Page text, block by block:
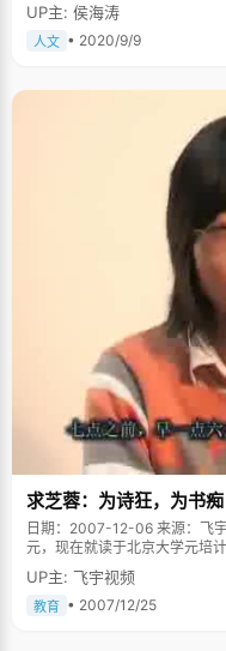
UP主: 侯海涛
人文 • 2020/9/9
求芝蓉：为诗狂，为书痴
日期：2007-12-06 来源：飞宇网 燕子 求芝蓉，2007年高考上海省文科状
元，现在就读于北京大学元培计划实
痴，外表开朗，笑容灿烂的求
蓉，就像水之于鱼一样自然，
生命中的那个男孩》中所写"我注定一辈
UP主: 飞宇视频
教育 • 2007/12/25